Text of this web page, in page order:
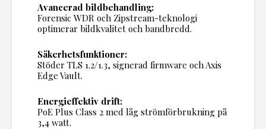
Avancerad bildbehandling:
Forensic WDR och Zipstream-teknologi
optimerar bildkvalitet och bandbredd.
Säkerhetsfunktioner:
Stöder TLS 1.2/1.3, signerad firmware och Axis
Edge Vault.
Energieffektiv drift:
PoE Plus Class 2 med låg strömförbrukning på
3,4 watt.